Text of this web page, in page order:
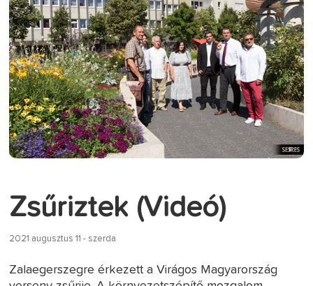
Zsűriztek (Videó)
2021 augusztus 11 - szerda
Zalaegerszegre érkezett a Virágos Magyarország